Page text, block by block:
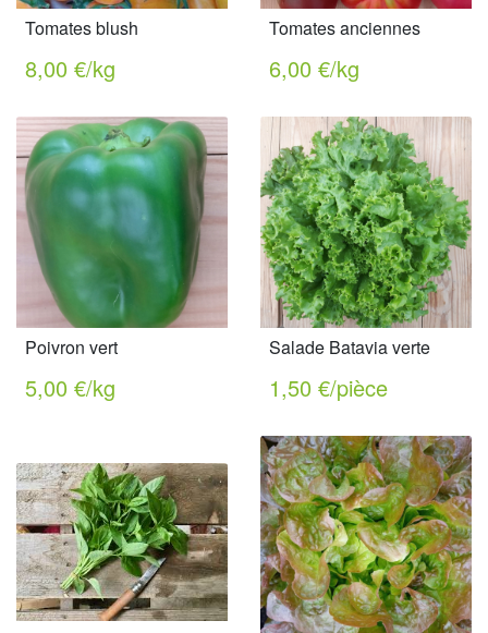
Tomates blush
8,00 €/kg
Tomates anciennes
6,00 €/kg
Poivron vert
5,00 €/kg
Salade Batavia verte
1,50 €/pièce